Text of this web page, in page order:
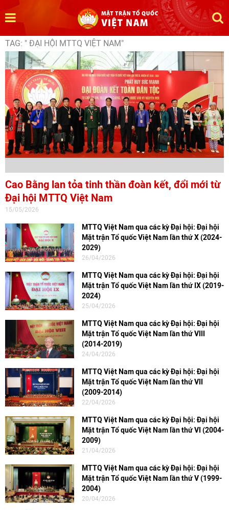
TAG: " ĐẠI HỘI MTTQ VIỆT NAM"
Cao Bằng lan tỏa tinh thần đoàn kết, đổi mới từ
Đại hội MTTQ Việt Nam
15/05/2026
MTTQ Việt Nam qua các kỳ Đại hội: Đại hội
Mặt trận Tổ quốc Việt Nam lần thứ X (2024-
2029)
26/04/2026
MTTQ Việt Nam qua các kỳ Đại hội: Đại hội
Mặt trận Tổ quốc Việt Nam lần thứ IX (2019-
2024)
25/04/2026
MTTQ Việt Nam qua các kỳ Đại hội: Đại hội
Mặt trận Tổ quốc Việt Nam lần thứ VIII
(2014-2019)
24/04/2026
MTTQ Việt Nam qua các kỳ Đại hội: Đại hội
Mặt trận Tổ quốc Việt Nam lần thứ VII
(2009-2014)
22/04/2026
MTTQ Việt Nam qua các kỳ Đại hội: Đại hội
Mặt trận Tổ quốc Việt Nam lần thứ VI (2004-
2009)
21/04/2026
MTTQ Việt Nam qua các kỳ Đại hội: Đại hội
Mặt trận Tổ quốc Việt Nam lần thứ V (1999-
2004)
20/04/2026